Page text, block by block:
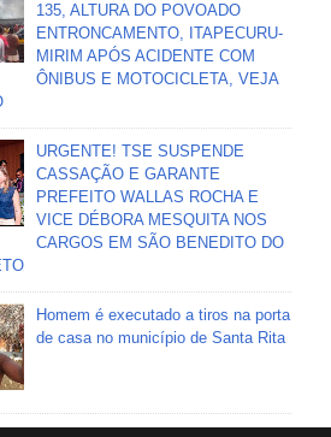
135, ALTURA DO POVOADO
ENTRONCAMENTO, ITAPECURU-
MIRIM APÓS ACIDENTE COM
ÔNIBUS E MOTOCICLETA, VEJA
URGENTE! TSE SUSPENDE
CASSAÇÃO E GARANTE
PREFEITO WALLAS ROCHA E
VICE DÉBORA MESQUITA NOS
CARGOS EM SÃO BENEDITO DO
Homem é executado a tiros na porta
de casa no município de Santa Rita